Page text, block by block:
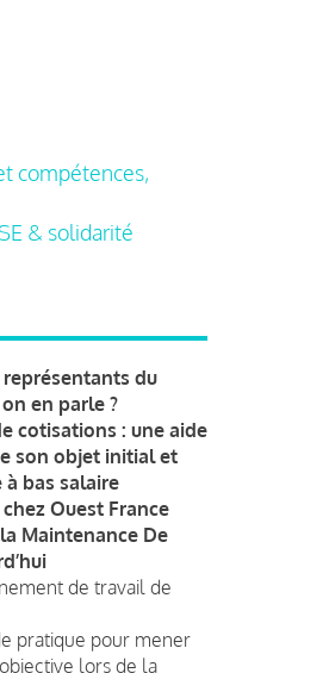
compétences,
& solidarité
du
en parle ?
cotisations : une aide
son objet initial et
bas salaire
chez Ouest France
Maintenance De
de travail de
pratique pour mener
lors de la